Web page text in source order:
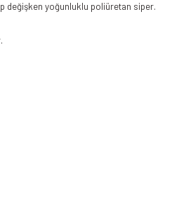
değişken yoğunluklu poliüretan siper.